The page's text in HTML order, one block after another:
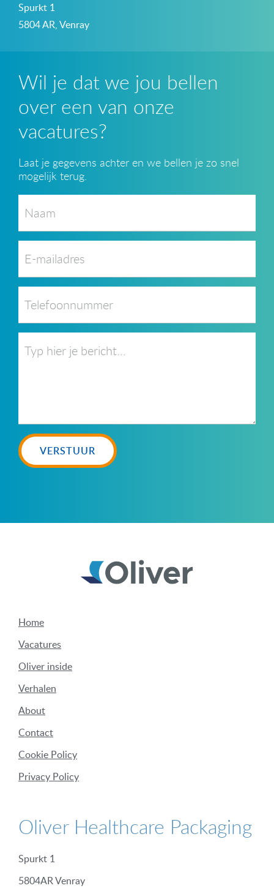
Spurkt 1
5804 AR, Venray
Wil je dat we jou bellen
over een van onze
vacatures?
Laat je gegevens achter en we bellen je zo snel
mogelijk terug.
VERSTUUR
Home
Vacatures
Oliver inside
Verhalen
About
Contact
Cookie Policy
Privacy Policy
Oliver Healthcare Packaging
Spurkt 1
5804AR Venray